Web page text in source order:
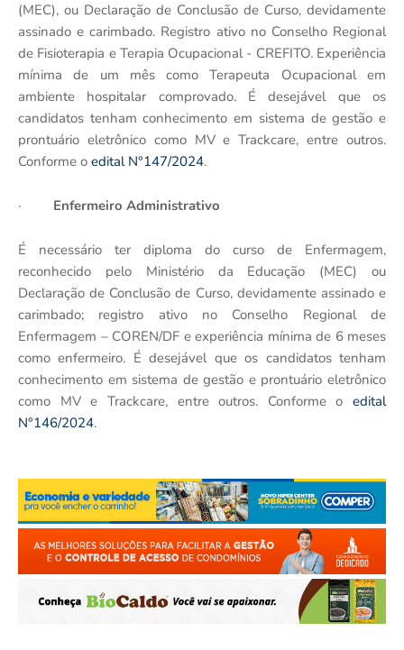
(MEC), ou Declaração de Conclusão de Curso, devidamente
assinado e carimbado. Registro ativo no Conselho Regional
de Fisioterapia e Terapia Ocupacional - CREFITO. Experiência
mínima de um mês como Terapeuta Ocupacional em
ambiente hospitalar comprovado. É desejável que os
candidatos tenham conhecimento em sistema de gestão e
prontuário eletrônico como MV e Trackcare, entre outros.
Conforme o edital N°147/2024.
· Enfermeiro Administrativo
É necessário ter diploma do curso de Enfermagem,
reconhecido pelo Ministério da Educação (MEC) ou
Declaração de Conclusão de Curso, devidamente assinado e
carimbado; registro ativo no Conselho Regional de
Enfermagem – COREN/DF e experiência mínima de 6 meses
como enfermeiro. É desejável que os candidatos tenham
conhecimento em sistema de gestão e prontuário eletrônico
como MV e Trackcare, entre outros. Conforme o edital
N°146/2024.